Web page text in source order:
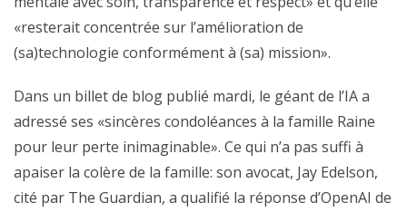
«resterait concentrée sur l’amélioration de
(sa)technologie conformément à (sa) mission».
Dans un billet de blog publié mardi, le géant de l’IA a
adressé ses «sincères condoléances à la famille Raine
pour leur perte inimaginable». Ce qui n’a pas suffi à
apaiser la colère de la famille: son avocat, Jay Edelson,
cité par The Guardian, a qualifié la réponse d’OpenAI de